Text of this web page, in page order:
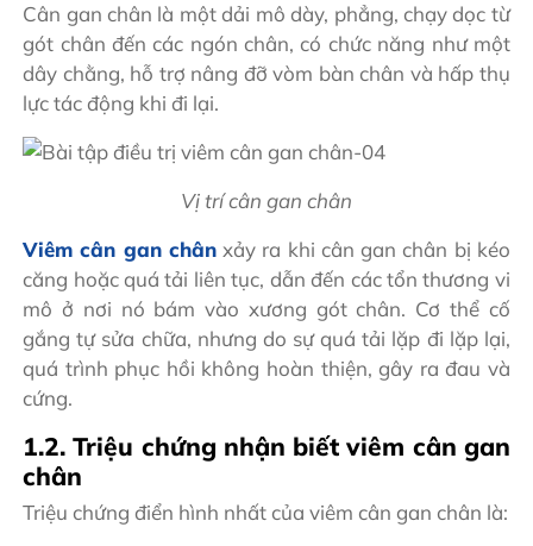
Cân gan chân là một dải mô dày, phẳng, chạy dọc từ
gót chân đến các ngón chân, có chức năng như một
dây chằng, hỗ trợ nâng đỡ vòm bàn chân và hấp thụ
lực tác động khi đi lại.
Vị trí cân gan chân
Viêm cân gan chânxảy ra khi cân gan chân bị kéo
căng hoặc quá tải liên tục, dẫn đến các tổn thương vi
mô ở nơi nó bám vào xương gót chân. Cơ thể cố
gắng tự sửa chữa, nhưng do sự quá tải lặp đi lặp lại,
quá trình phục hồi không hoàn thiện, gây ra đau và
cứng.
1.2. Triệu chứng nhận biết viêm cân gan
chân
Triệu chứng điển hình nhất của viêm cân gan chân là: